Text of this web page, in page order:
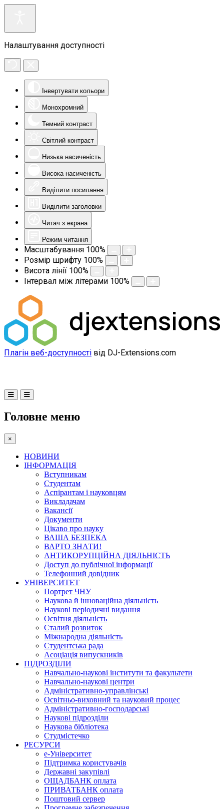
Налаштування доступності
Інвертувати кольори
Монохромний
Темний контраст
Світлий контраст
Низька насиченість
Висока насиченість
Виділити посилання
Виділити заголовки
Читач з екрана
Режим читання
Масштабування 100%
Розмір шрифту 100%
Висота лінії 100%
Інтервал між літерами 100%
Плагін веб-доступності від DJ-Extensions.com
Головне меню
×
НОВИНИ
ІНФОРМАЦІЯ
Вступникам
Студентам
Аспірантам і науковцям
Викладачам
Вакансії
Документи
Цікаво про науку
ВАША БЕЗПЕКА
ВАРТО ЗНАТИ!
АНТИКОРУПЦІЙНА ДІЯЛЬНІСТЬ
Доступ до публічної інформації
Телефонний довідник
УНІВЕРСИТЕТ
Портрет ЧНУ
Наукова й інноваційна діяльність
Наукові періодичні видання
Освітня діяльність
Сталий розвиток
Міжнародна діяльність
Студентська рада
Асоціація випускників
ПІДРОЗДІЛИ
Навчально-наукові інститути та факультети
Навчально-наукові центри
Адміністративно-управлінські
Освітньо-виховний та науковий процес
Адміністративно-господарські
Наукові підрозділи
Наукова бібліотека
Студмістечко
РЕСУРСИ
е-Університет
Підтримка користувачів
Державні закупівлі
ОЩАДБАНК оплата
ПРИВАТБАНК оплата
Поштовий сервер